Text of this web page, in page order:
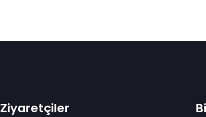
Ziyaretçiler